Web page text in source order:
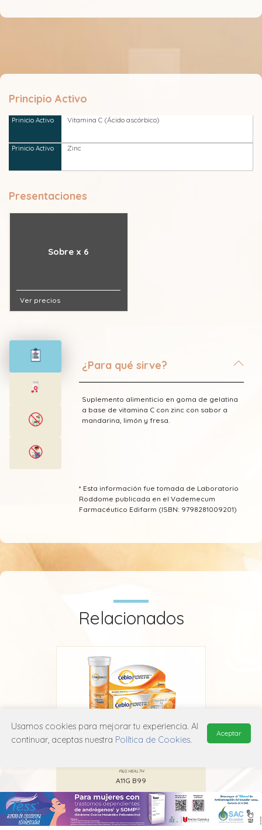
Principio Activo
Vitamina C (Ácido ascórbico)
Zinc
Presentaciones
Sobre x 6
Ver precios
¿Para qué sirve?
Suplemento alimenticio en goma de gelatina
a base de vitamina C con zinc con sabor a
mandarina, limón y fresa.
* Esta información fue tomada de Laboratorio
Roddome publicada en el Vademecum
Farmacéutico Edifarm (ISBN: 9798281009201)
Relacionados
P&G HEALTH
A11G B99
Usamos cookies para mejorar tu experiencia. Al
continuar, aceptas nuestra Política de Cookies.
Aceptar